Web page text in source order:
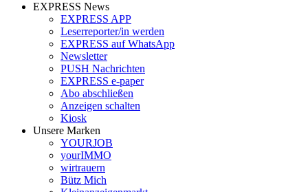
EXPRESS News
EXPRESS APP
Leserreporter/in werden
EXPRESS auf WhatsApp
Newsletter
PUSH Nachrichten
EXPRESS e-paper
Abo abschließen
Anzeigen schalten
Kiosk
Unsere Marken
YOURJOB
yourIMMO
wirtrauern
Bütz Mich